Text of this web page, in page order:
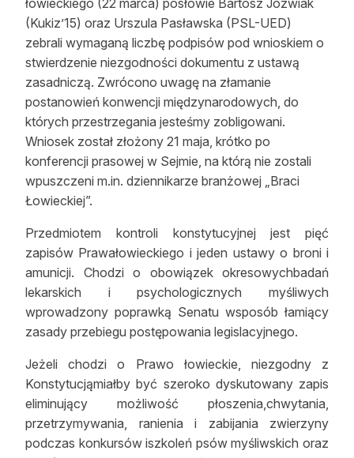
O nas
100 lat „Lasu Polskiego”
Prenumerata
Reklama
Zostań autorem
Archiwum
Kontakt
łowieckiego (22 marca) posłowie Bartosz Józwiak
(Kukiz’15) oraz Urszula Pasławska (PSL-UED)
zebrali wymaganą liczbę podpisów pod wnioskiem o
stwierdzenie niezgodności dokumentu z ustawą
zasadniczą. Zwrócono uwagę na złamanie
postanowień konwencji międzynarodowych, do
których przestrzegania jesteśmy zobligowani.
Wniosek został złożony 21 maja, krótko po
konferencji prasowej w Sejmie, na którą nie zostali
wpuszczeni m.in. dziennikarze branżowej „Braci
Łowieckiej”.
Przedmiotem kontroli konstytucyjnej jest pięć
zapisów Prawałowieckiego i jeden ustawy o broni i
amunicji. Chodzi o obowiązek okresowychbadań
lekarskich i psychologicznych myśliwych
wprowadzony poprawką Senatu wsposób łamiący
zasady przebiegu postępowania legislacyjnego.
Jeżeli chodzi o Prawo łowieckie, niezgodny z
Konstytucjąmiałby być szeroko dyskutowany zapis
eliminujący możliwość płoszenia,chwytania,
przetrzymywania, ranienia i zabijania zwierzyny
podczas konkursów iszkoleń psów myśliwskich oraz